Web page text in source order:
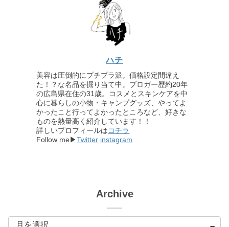
ハチ
美容は圧倒的にプチプラ派。価格設定間違え
た！？な名品を掘り当て中。ブロガー歴約20年
の広島県在住の31歳。コスメとスキンケアを中
心に暮らしの小物・キャンプグッズ、やってよ
かったこと行ってよかったところなど、好きな
ものを熱量高く紹介しています！！
詳しいプロフィールはコチラ
Follow me▶Twitter instagram
Archive